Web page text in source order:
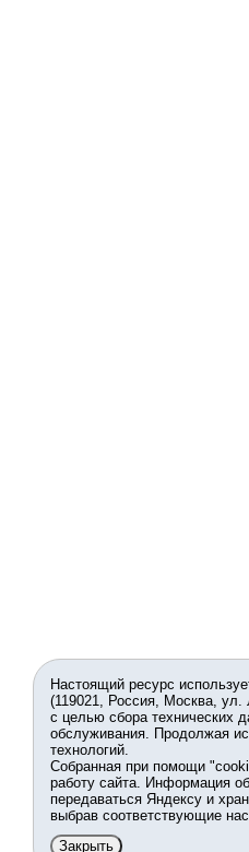
Настоящий ресурс
(119021, Россия, Москва,
с целью сбора технических
обслуживания. Продолжая
технологий.
Собранная при помощи
работу сайта. Информация
передаваться Яндексу и
выбрав соответствующие
Закрыть